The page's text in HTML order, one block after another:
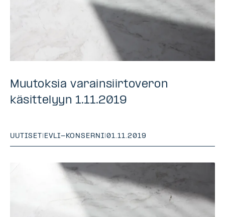
Muutoksia varainsiirtoveron
käsittelyyn 1.11.2019
UUTISET EVLI-KONSERNI |01.11.2019